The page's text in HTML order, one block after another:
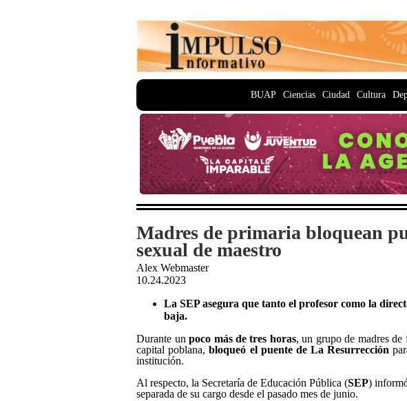
BUAP Ciencias Ciudad Cultura
Madres de primaria bloquean
sexual de maestro
Alex Webmaster
10.24.2023
La SEP asegura que tanto el profesor como la
baja.
Durante unpoco más de tres horas, un grupo de madres de
capital poblana,bloqueó el puente de La Resurrección
institución.
Al respecto, la Secretaría de Educación Pública (SEP)
separada de su cargo desde el pasado mes de junio.